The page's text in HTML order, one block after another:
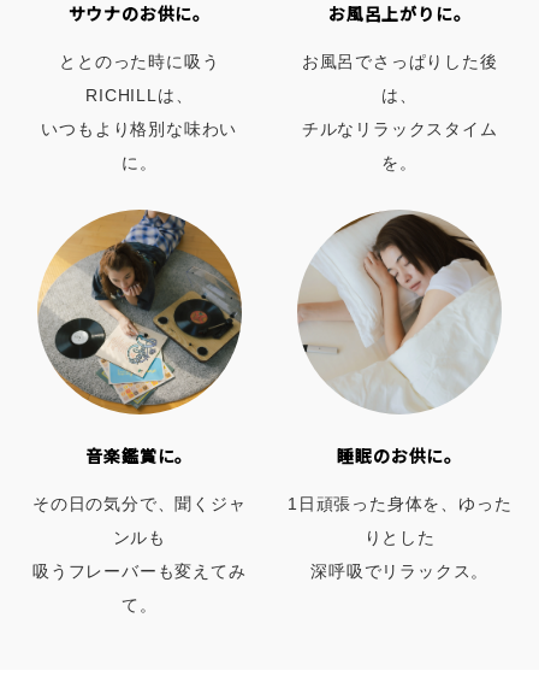
サウナのお供に。
ととのった時に吸う
RICHILLは、
いつもより格別な味わい
に。
お風呂上がりに。
お風呂でさっぱりした後
は、
チルなリラックスタイム
を。
音楽鑑賞に。
その日の気分で、聞くジャ
ンルも
吸うフレーバーも変えてみ
て。
睡眠のお供に。
1日頑張った身体を、ゆった
りとした
深呼吸でリラックス。